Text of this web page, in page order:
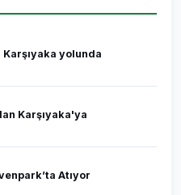
yolunda
Karşıyaka'ya
Atıyor